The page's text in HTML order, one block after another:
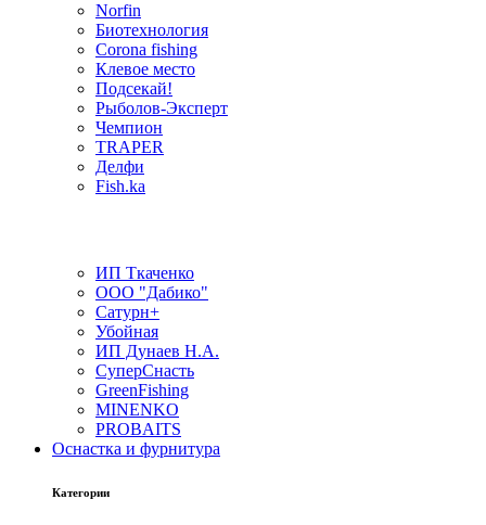
Norfin
Биотехнология
Corona fishing
Клевое место
Подсекай!
Рыболов-Эксперт
Чемпион
TRAPER
Делфи
Fish.ka
ИП Ткаченко
ООО "Дабико"
Сатурн+
Убойная
ИП Дунаев Н.А.
СуперСнасть
GreenFishing
MINENKO
PROBAITS
Оснастка и фурнитура
Категории